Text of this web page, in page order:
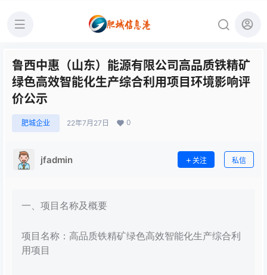
鲁西中惠（山东）能源有限公司高品质铁精矿
绿色高效智能化生产综合利用项目环境影响评
价公示
肥城企业 22年7月27日 0
jfadmin 关注 私信
一、项目名称及概要
项目名称：高品质铁精矿绿色高效智能化生产综合利
用项目